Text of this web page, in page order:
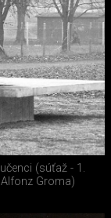
(súťaž - 1.
Groma)